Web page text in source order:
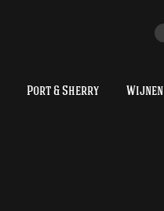
Port & Sherry Wijnen